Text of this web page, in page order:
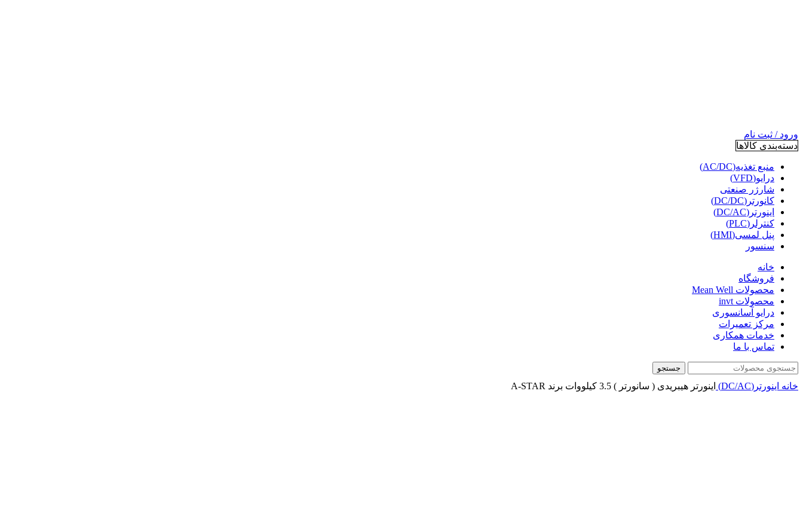
ورود / ثبت نام
دسته‌بندی کالاها
منبع تغذیه(AC/DC)
درایو(VFD)
شارژر صنعتی
کانورتر(DC/DC)
اینورتر(DC/AC)
کنترلر(PLC)
پنل لمسی(HMI)
سنسور
خانه
فروشگاه
محصولات Mean Well
محصولات invt
درایو آسانسوری
مرکز تعمیرات
خدمات همکاری
تماس با ما
جستجو
خانه اینورتر(DC/AC) اینورتر هیبریدی ( سانورتر ) 3.5 کیلووات برند A-STAR